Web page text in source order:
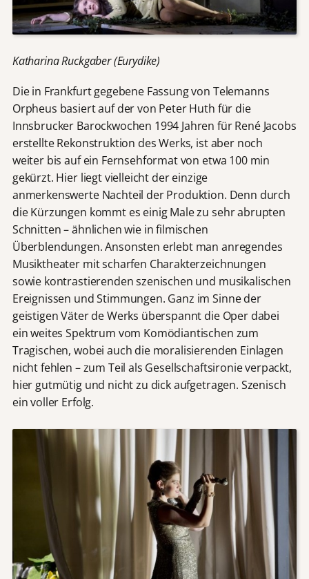
Katharina Ruckgaber (Eurydike)
Die in Frankfurt gegebene Fassung von Telemanns
Orpheus basiert auf der von Peter Huth für die
Innsbrucker Barockwochen 1994 Jahren für René Jacobs
erstellte Rekonstruktion des Werks, ist aber noch
weiter bis auf ein Fernsehformat von etwa 100 min
gekürzt. Hier liegt vielleicht der einzige
anmerkenswerte Nachteil der Produktion. Denn durch
die Kürzungen kommt es einig Male zu sehr abrupten
Schnitten – ähnlichen wie in filmischen
Überblendungen. Ansonsten erlebt man anregendes
Musiktheater mit scharfen Charakterzeichnungen
sowie kontrastierenden szenischen und musikalischen
Ereignissen und Stimmungen. Ganz im Sinne der
geistigen Väter de Werks überspannt die Oper dabei
ein weites Spektrum vom Komödiantischen zum
Tragischen, wobei auch die moralisierenden Einlagen
nicht fehlen – zum Teil als Gesellschaftsironie verpackt,
hier gutmütig und nicht zu dick aufgetragen. Szenisch
ein voller Erfolg.